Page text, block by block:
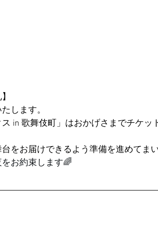
します。
in 歌舞伎町」はおかげさまでチケッ
をお届けできるよう準備を進めてまい
お約束します🌈